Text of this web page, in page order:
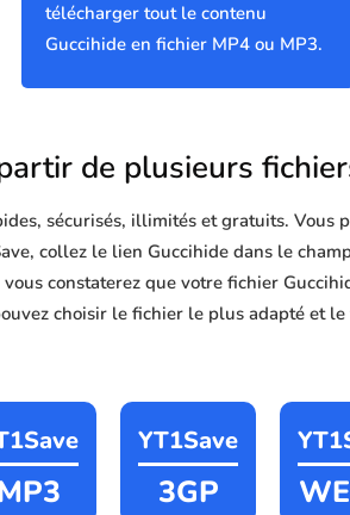
télécharger tout le contenu
Guccihide en fichier MP4 ou MP3.
de plusieurs
sécurisés, illimités et gratuits.
collez le lien Guccihide dans le
constaterez que votre fichier
choisir le fichier le plus adapté et
YT1Save
3GP